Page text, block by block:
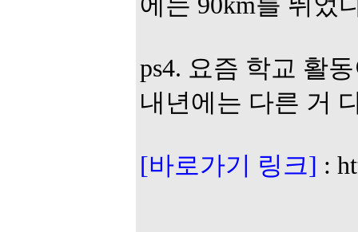
ps4. 요즘 학교 활
내년에는 다른 거
[바로가기 링크] :